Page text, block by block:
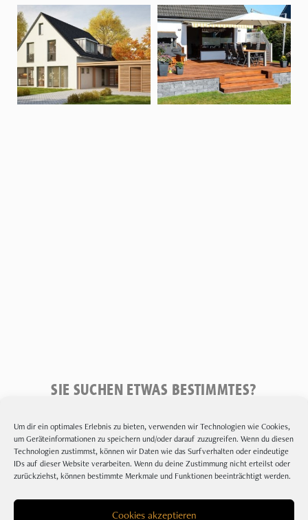
Um dir ein optimales Erlebnis zu bieten, verwenden wir Technologien wie Cookies,
um Geräteinformationen zu speichern und/oder darauf zuzugreifen. Wenn du diesen
Technologien zustimmst, können wir Daten wie das Surfverhalten oder eindeutige
IDs auf dieser Website verarbeiten. Wenn du deine Zustimmung nicht erteilst oder
zurückziehst, können bestimmte Merkmale und Funktionen beeinträchtigt werden.
Cookies akzeptieren
SIE SUCHEN ETWAS BESTIMMTES?
Suchen